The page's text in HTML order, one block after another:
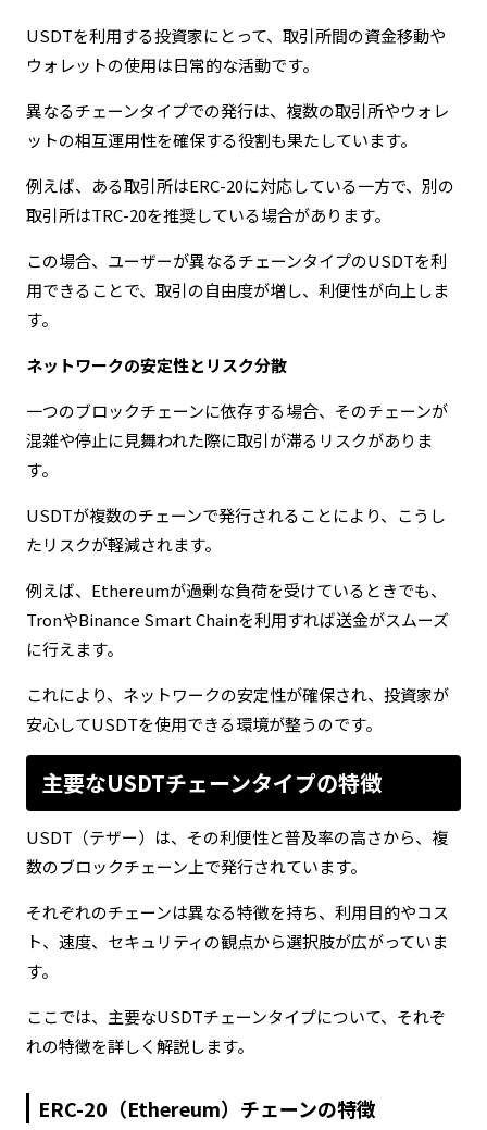
USDTを利用する投資家にとって、取引所間の資金移動や
ウォレットの使用は日常的な活動です。
異なるチェーンタイプでの発行は、複数の取引所やウォレ
ットの相互運用性を確保する役割も果たしています。
例えば、ある取引所はERC-20に対応している一方で、別の
取引所はTRC-20を推奨している場合があります。
この場合、ユーザーが異なるチェーンタイプのUSDTを利
用できることで、取引の自由度が増し、利便性が向上しま
す。
ネットワークの安定性とリスク分散
一つのブロックチェーンに依存する場合、そのチェーンが
混雑や停止に見舞われた際に取引が滞るリスクがありま
す。
USDTが複数のチェーンで発行されることにより、こうし
たリスクが軽減されます。
例えば、Ethereumが過剰な負荷を受けているときでも、
TronやBinance Smart Chainを利用すれば送金がスムーズ
に行えます。
これにより、ネットワークの安定性が確保され、投資家が
安心してUSDTを使用できる環境が整うのです。
主要なUSDTチェーンタイプの特徴
USDT（テザー）は、その利便性と普及率の高さから、複
数のブロックチェーン上で発行されています。
それぞれのチェーンは異なる特徴を持ち、利用目的やコス
ト、速度、セキュリティの観点から選択肢が広がっていま
す。
ここでは、主要なUSDTチェーンタイプについて、それぞ
れの特徴を詳しく解説します。
ERC-20（Ethereum）チェーンの特徴